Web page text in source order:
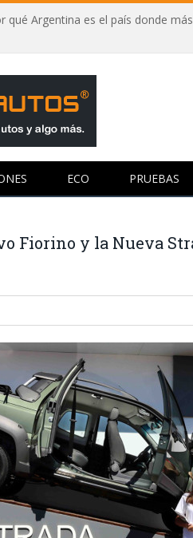
qué Argentina es el país donde
ECO PRUEBAS
Fiorino y la Nueva